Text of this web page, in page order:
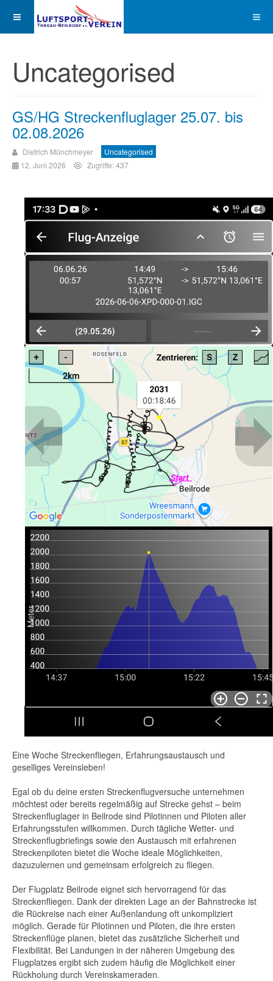
Uncategorised
GS/HG Streckenfluglager 25.07. bis
02.08.2026
Dietrich Münchmeyer
Uncategorised
12. Juni 2026
Zugriffe: 437
Eine Woche Streckenfliegen, Erfahrungsaustausch und
geselliges Vereinsleben!
Egal ob du deine ersten Streckenflugversuche unternehmen
möchtest oder bereits regelmäßig auf Strecke gehst – beim
Streckenfluglager in Beilrode sind Pilotinnen und Piloten aller
Erfahrungsstufen willkommen. Durch tägliche Wetter- und
Streckenflugbriefings sowie den Austausch mit erfahrenen
Streckenpiloten bietet die Woche ideale Möglichkeiten,
dazuzulernen und gemeinsam erfolgreich zu fliegen.
Der Flugplatz Beilrode eignet sich hervorragend für das
Streckenfliegen. Dank der direkten Lage an der Bahnstrecke ist
die Rückreise nach einer Außenlandung oft unkompliziert
möglich. Gerade für Pilotinnen und Piloten, die ihre ersten
Streckenflüge planen, bietet das zusätzliche Sicherheit und
Flexibilität. Bei Landungen in der näheren Umgebung des
Flugplatzes ergibt sich zudem häufig die Möglichkeit einer
Rückholung durch Vereinskameraden.